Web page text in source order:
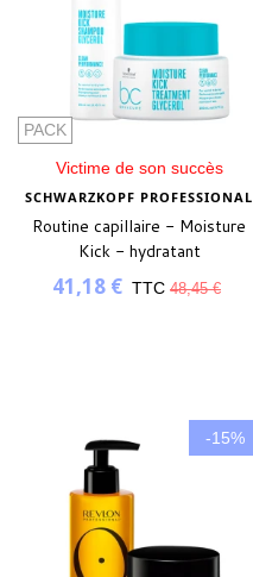
PACK
Victime de son succès
SCHWARZKOPF PROFESSIONAL
Routine capillaire - Moisture
Kick - hydratant
41,18 € TTC 48,45 €
-15%